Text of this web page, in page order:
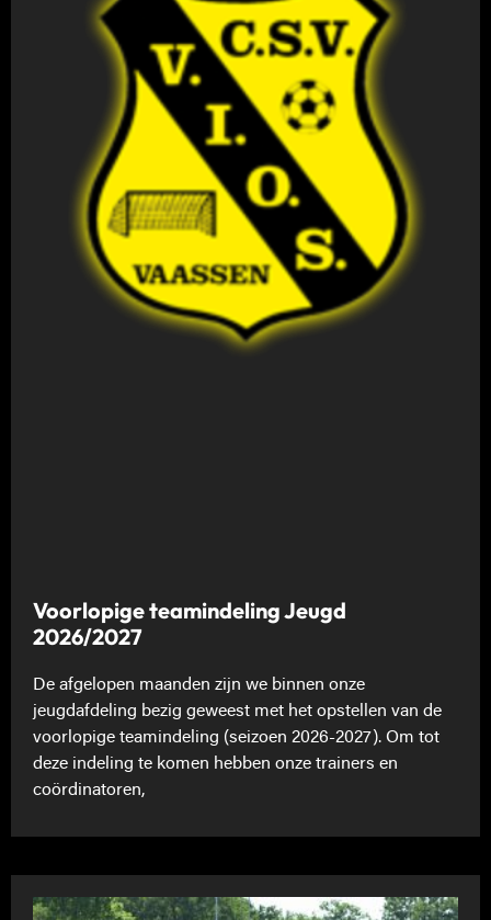
Voorlopige teamindeling Jeugd
2026/2027
De afgelopen maanden zijn we binnen onze
jeugdafdeling bezig geweest met het opstellen van de
voorlopige teamindeling (seizoen 2026-2027). Om tot
deze indeling te komen hebben onze trainers en
coördinatoren,